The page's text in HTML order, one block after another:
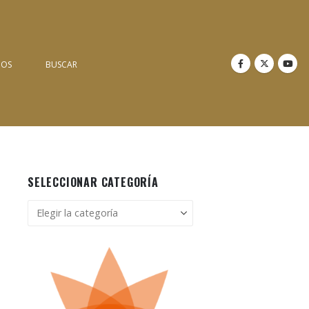
BUSCAR
SELECCIONAR CATEGORÍA
Seleccionar
categoría